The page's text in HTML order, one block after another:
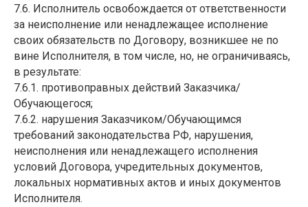
7.6. Исполнитель освобождается от ответственности
за неисполнение или ненадлежащее исполнение
своих обязательств по Договору, возникшее не по
вине Исполнителя, в том числе, но, не ограничиваясь,
в результате:
7.6.1. противоправных действий Заказчика/
Обучающегося;
7.6.2. нарушения Заказчиком/Обучающимся
требований законодательства РФ, нарушения,
неисполнения или ненадлежащего исполнения
условий Договора, учредительных документов,
локальных нормативных актов и иных документов
Исполнителя.